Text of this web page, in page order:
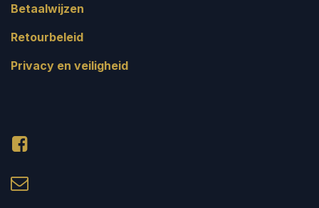
Betaalwijzen
Retourbeleid
Privacy en veiligheid